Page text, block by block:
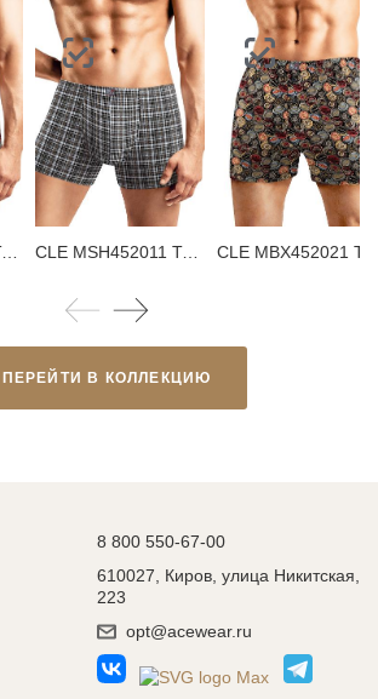
CLE MSH452021 Трусы мужские шорты CLE MSH452011 Трусы мужские шорты
ПЕРЕЙТИ В КОЛЛЕКЦИЮ
8 800 550-67-00
610027, Киров, улица Никитская,
223
opt@acewear.ru